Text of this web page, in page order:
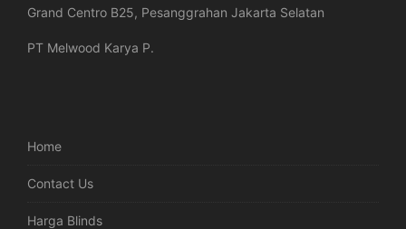
Grand Centro B25, Pesanggrahan Jakarta Selatan
PT Melwood Karya P.
Home
Contact Us
Harga Blinds